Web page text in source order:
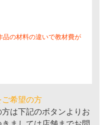
品の材料の違いで教材費が
希望の方
は下記のボタンよりお